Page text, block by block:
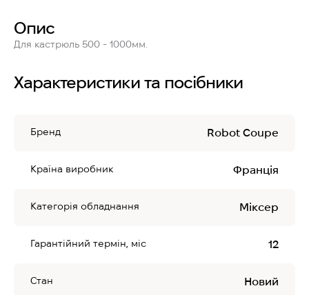
Опис
Для кастрюль 500 - 1000мм.
Характеристики та посібники
Бренд Robot Coupe
Країна виробник Франція
Категорія обладнання Міксер
Гарантійний термін, міс 12
Стан Новий